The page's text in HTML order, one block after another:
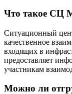
Что такое СЦ
Ситуационный
качественное
входящих в
предоставляет
участникам
Можно ли